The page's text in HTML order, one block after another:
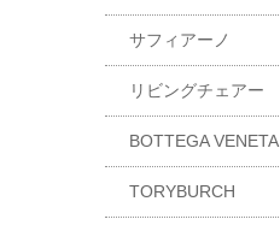
サフィアーノ
リビングチェアー
BOTTEGA VENETA
TORYBURCH